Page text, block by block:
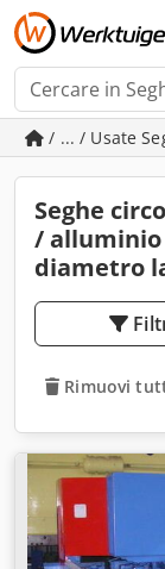
/ ... / Usate
Seghe
/ alluminio
diametro
Rimuovi